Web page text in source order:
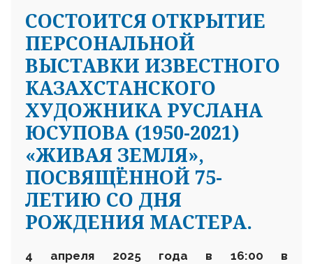
СОСТОИТСЯ ОТКРЫТИЕ
ПЕРСОНАЛЬНОЙ
ВЫСТАВКИ ИЗВЕСТНОГО
КАЗАХСТАНСКОГО
ХУДОЖНИКА РУСЛАНА
ЮСУПОВА (1950-2021)
«ЖИВАЯ ЗЕМЛЯ»,
ПОСВЯЩЁННОЙ 75-
ЛЕТИЮ СО ДНЯ
РОЖДЕНИЯ МАСТЕРА.
4 апреля 2025 года в 16:00 в